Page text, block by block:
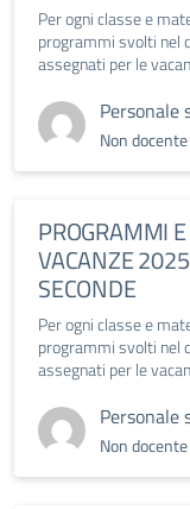
Per ogni classe e
programmi svolti nel
assegnati per le
Personale
Non docente
PROGRAMMI
VACANZE
SECONDE
Per ogni classe e
programmi svolti nel
assegnati per le
Personale
Non docente